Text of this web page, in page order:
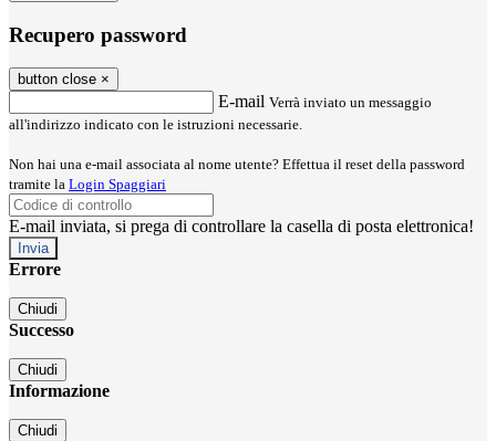
Recupero password
button close ×
E-mail Verrà inviato un messaggio
all'indirizzo indicato con le istruzioni necessarie.
Non hai una e-mail associata al nome utente? Effettua il reset della password
tramite la Login Spaggiari
E-mail inviata, si prega di controllare la casella di posta elettronica!
Errore
Chiudi
Successo
Chiudi
Informazione
Chiudi